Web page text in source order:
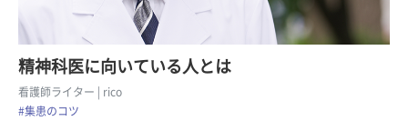
精神科医に向いている人とは
看護師ライター
| rico
#集患のコツ